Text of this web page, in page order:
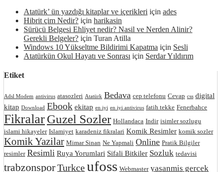
Atatürk’ ün yazdığı kitaplar ve içerikleri için ades
Hibrit çim Nedir? için harikasin
Sürücü Belgesi Ehliyet nedir? Nasil ve Nerden Alinir?
Gerekli Belgeler? için Turan Atilla
Windows 10 Yükseltme Bildirimi Kapatma için Sesli
Atatürkün Okul Hayatı ve Sonrası için Serdar Yıldırım
Etiket
Adsl Modem antivirus atasozleri Atatürk Bedava cep telefonu Cevap css digital
kitap Download Ebook ekitap en iyi en iyi antivirus fatih tekke Fenerbahce
FikralarGuzel Sozler Hollandaca Indir isimler sozlugu
islami hikayeler Islamiyet karadeniz fikralari Komik Resimler komik sozler
Komik Yazilar Mimar Sinan Ne Yapmali Online Pratik Bilgiler
resimler Resimli Ruya Yorumlari Sifali Bitkiler Sozluk tedavisi
trabzonsporTurkceufoss Webmaster yasanmis gercek